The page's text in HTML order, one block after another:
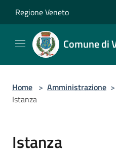
Regione Veneto
Comune di
Home > Amministrazione >
Istanza
Istanza